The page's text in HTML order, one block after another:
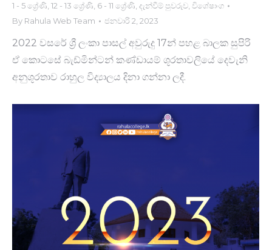
1 - 5 ශ්‍රේණි 12 - 13 ශ්‍රේණි 6 - 11 ශ්‍රේණි දැන්වීම් පුවරුව විශේෂාංග
By Rahula Web Team ජනවාරි 2, 2023
2022 වසරේ ශ්‍රී ලංකා පාසල් අවුරුදු 17න් පහළ බාලක සුපිරි
ඒ කොටසේ බැඩ්මින්ටන් කණ්ඩායම් ශූරතාවලියේ දෙවැනි
අනුශූරතාව රාහුල විද්‍යාලය දිනා ගන්නා ලදී.